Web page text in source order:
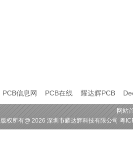
PCB信息网 PCB在线 耀达辉PCB
网站
版权所有@ 2026 深圳市耀达辉科技有限公司 粤